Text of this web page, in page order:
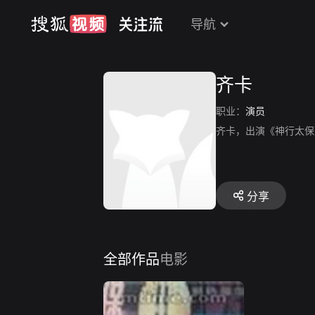
导航
齐卡
职业： 演员
齐卡，出演《神行太
分享
全部作品电影